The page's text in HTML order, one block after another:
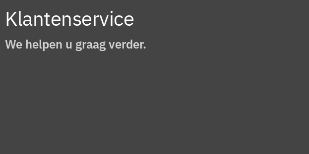
Klantenservice
We helpen u graag verder.